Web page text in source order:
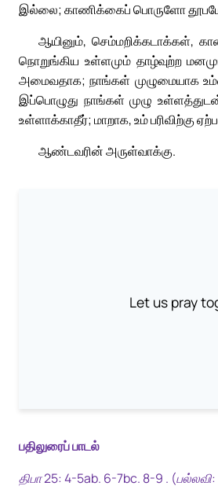
இல்லை; காணிக்கைப் பொருளோ தூபமோ
ஆயினும், செம்மறிக்கடாக்கள்,
நொறுங்கிய உள்ளமும் தாழ்வுற்ற
அமைவதாக; நாங்கள் முழுமையாக
இப்பொழுது நாங்கள் முழு
உள்ளாக்காதீர்; மாறாக, உம் பரிவிற்கு
ஆண்டவரின் அருள்வாக்கு.
Let us pray
பதிலுரைப் பாடல்
திபா 25: 4-5ab. 6-7bc. 8-9 .